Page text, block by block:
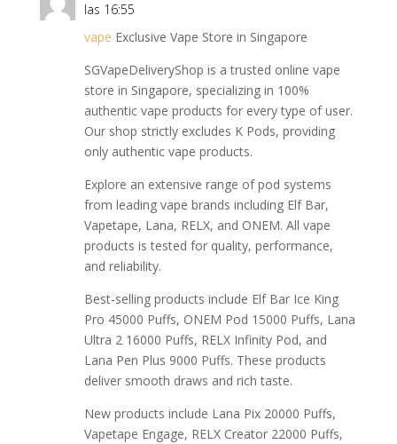
las 16:55
vape Exclusive Vape Store in Singapore
SGVapeDeliveryShop is a trusted online vape
store in Singapore, specializing in 100%
authentic vape products for every type of user.
Our shop strictly excludes K Pods, providing
only authentic vape products.
Explore an extensive range of pod systems
from leading vape brands including Elf Bar,
Vapetape, Lana, RELX, and ONEM. All vape
products is tested for quality, performance,
and reliability.
Best-selling products include Elf Bar Ice King
Pro 45000 Puffs, ONEM Pod 15000 Puffs, Lana
Ultra 2 16000 Puffs, RELX Infinity Pod, and
Lana Pen Plus 9000 Puffs. These products
deliver smooth draws and rich taste.
New products include Lana Pix 20000 Puffs,
Vapetape Engage, RELX Creator 22000 Puffs,